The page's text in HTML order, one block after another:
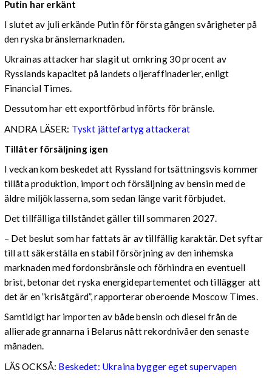
Putin har erkänt
I slutet av juli erkände Putin för första gången svårigheter på
den ryska bränslemarknaden.
Ukrainas attacker har slagit ut omkring 30 procent av
Rysslands kapacitet på landets oljeraffinaderier, enligt
Financial Times.
Dessutom har ett exportförbud införts för bränsle.
ANDRA LÄSER: Tyskt jättefartyg attackerat
Tillåter försäljning igen
I veckan kom beskedet att Ryssland fortsättningsvis kommer
tillåta produktion, import och försäljning av bensin med de
äldre miljöklasserna, som sedan länge varit förbjudet.
Det tillfälliga tillståndet gäller till sommaren 2027.
– Det beslut som har fattats är av tillfällig karaktär. Det syftar
till att säkerställa en stabil försörjning av den inhemska
marknaden med fordonsbränsle och förhindra en eventuell
brist, betonar det ryska energidepartementet och tillägger att
det är en ”krisåtgärd”, rapporterar oberoende Moscow Times.
Samtidigt har importen av både bensin och diesel från de
allierade grannarna i Belarus nått rekordnivåer den senaste
månaden.
LÄS OCKSÅ: Beskedet: Ukraina bygger eget supervapen